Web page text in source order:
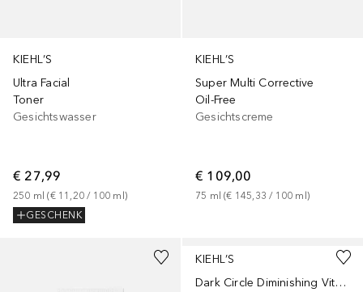
KIEHL’S
Ultra Facial
Toner
Gesichtswasser
€ 27,99
250 ml (€ 11,20 / 100 ml )
GESCHENK
KIEHL’S
Super Multi Corrective
Oil-Free
Gesichtscreme
€ 109,00
75 ml (€ 145,33 / 100 ml )
KIEHL’S
Dark Circle Diminishing Vitamin C